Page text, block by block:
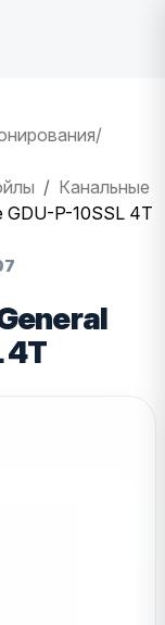
Канальные
GDU-P-10SSL 4T
4T